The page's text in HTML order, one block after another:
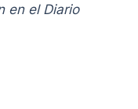
en el Diario